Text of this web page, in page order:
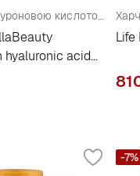
Колаген з гіалуроновою кислотою та хондропротекторами
hyaluronic acid
Life
-7%